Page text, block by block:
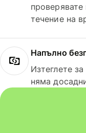
течение на
Напълно
Изтеглете
няма